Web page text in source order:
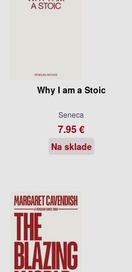
Why I am a Stoic
Seneca
7.95 €
Na sklade